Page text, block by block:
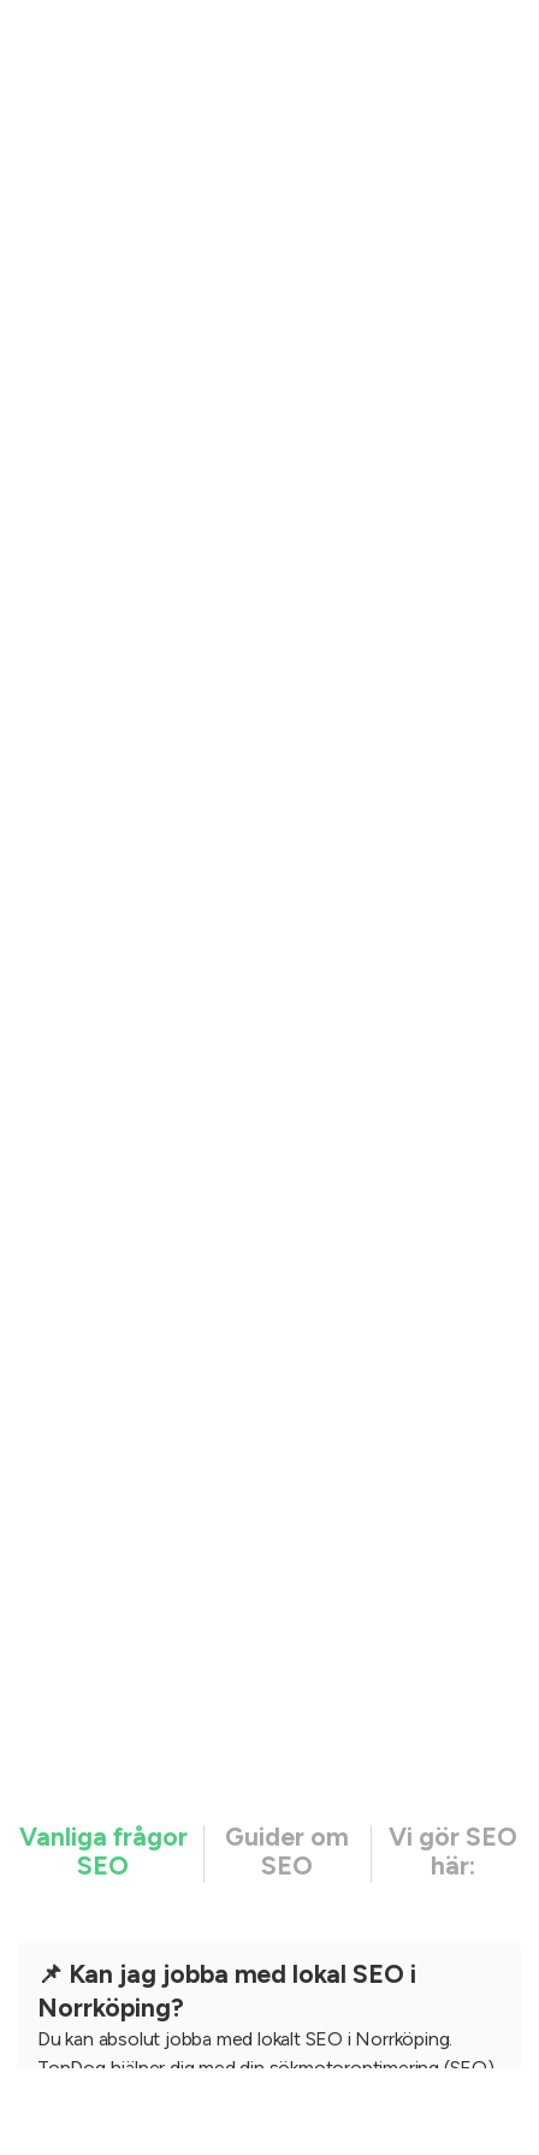
Vanliga frågor
SEO
Guider om
SEO
Vi gör SEO
här:
📌 Kan jag jobba med lokal SEO i
Norrköping?
Du kan absolut jobba med lokalt SEO i Norrköping.
TopDog hjälper dig med din sökmotoroptimering (SEO)